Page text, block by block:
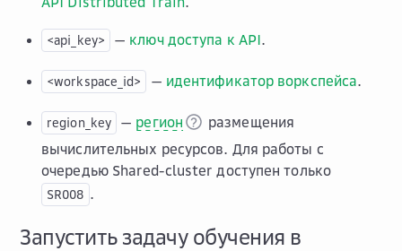
<api_key> — ключ доступа к API.
<workspace_id> — идентификатор воркспейса.
region_key — регион
размещения
вычислительных ресурсов. Для работы с
очередью Shared-cluster доступен только
SR008 .
Запустить задачу обучения в